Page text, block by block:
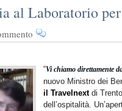
al Laboratorio
“Vi chiamo direttamente
nuovo Ministro dei
il Travelnextdi
dell’ospitalità.